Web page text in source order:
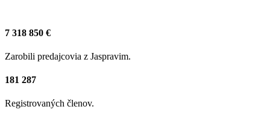
7 318 850 €
Zarobili predajcovia z Jaspravim.
181 287
Registrovaných členov.